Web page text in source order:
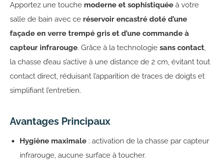
Apportez une touche moderne et sophistiquée à votre
salle de bain avec ce réservoir encastré doté d’une
façade en verre trempé gris et d’une commande à
capteur infrarouge. Grâce à la technologie sans contact,
la chasse d’eau s’active à une distance de 2 cm, évitant tout
contact direct, réduisant l’apparition de traces de doigts et
simplifiant l’entretien.
Avantages Principaux
Hygiène maximale : activation de la chasse par capteur
infrarouge, aucune surface à toucher.